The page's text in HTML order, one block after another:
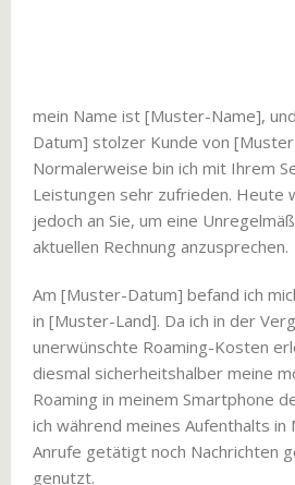
mein Name ist [Muster-Name],
Datum] stolzer Kunde von
Normalerweise bin ich mit Ihrem
Leistungen sehr zufrieden. Heute
jedoch an Sie, um eine
aktuellen Rechnung anzusprechen.
Am [Muster-Datum] befand ich
in [Muster-Land]. Da ich in der
unerwünschte Roaming-Kosten
diesmal sicherheitshalber meine
Roaming in meinem Smartphone
ich während meines Aufenthalts
Anrufe getätigt noch Nachrichten
genutzt.